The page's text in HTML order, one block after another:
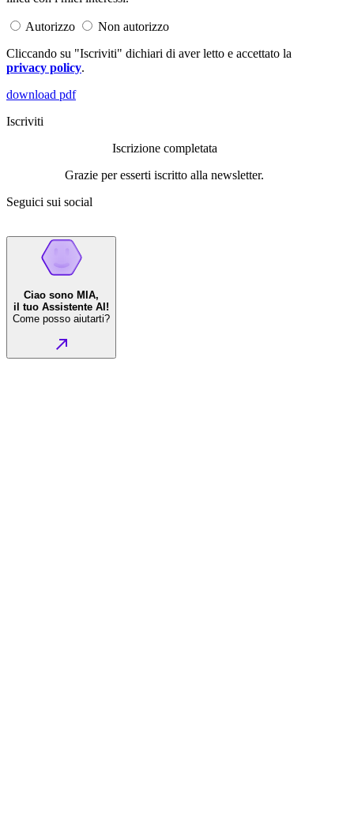
Autorizzo
Non autorizzo
Cliccando su "Iscriviti" dichiari di aver letto e accettato la
privacy policy.
download pdf
Iscriviti
Iscrizione completata
Grazie per esserti iscritto alla newsletter.
Seguici sui social
Ciao sono MIA,
il tuo Assistente AI!
Come posso aiutarti?